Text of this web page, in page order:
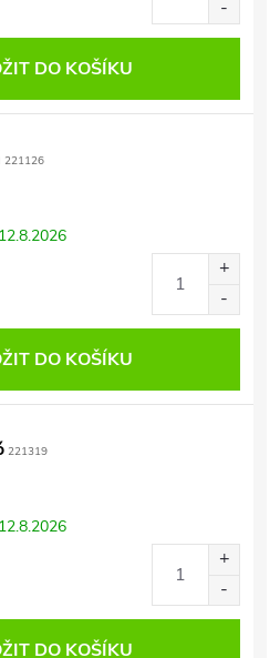
DO KOŠÍKU
221126
12.8.2026
DO KOŠÍKU
221319
12.8.2026
DO KOŠÍKU